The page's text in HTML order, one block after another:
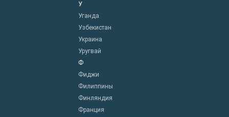
У
Уганда
Узбекистан
Украина
Уругвай
Ф
Фиджи
Филиппины
Финляндия
Франция